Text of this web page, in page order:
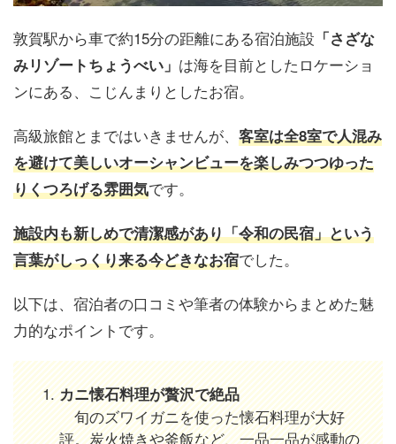
敦賀駅から車で約15分の距離にある宿泊施設 「さざな
みリゾートちょうべい」 は海を目前としたロケーショ
ンにある、こじんまりとしたお宿。
高級旅館とまではいきませんが、 客室は全8室で人混み
を避けて美しいオーシャンビューを楽しみつつゆった
りくつろげる雰囲気です。
施設内も新しめで清潔感があり「令和の民宿」という
言葉がしっくり来る今どきなお宿でした。
以下は、宿泊者の口コミや筆者の体験からまとめた魅
力的なポイントです。
カニ懐石料理が贅沢で絶品
旬のズワイガニを使った懐石料理が大好
評。炭火焼きや釜飯など、一品一品が感動の